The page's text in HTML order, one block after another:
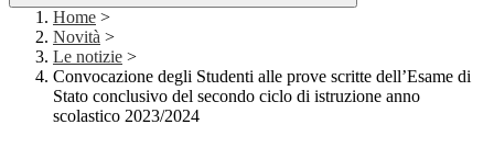
Home >
Novità >
Le notizie >
Convocazione degli Studenti alle prove scritte dell’Esame di
Stato conclusivo del secondo ciclo di istruzione anno
scolastico 2023/2024